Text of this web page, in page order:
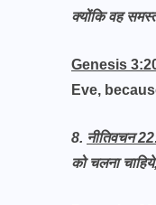
क्‍योंकि वह समस्‍त
Genesis
Eve,
8. नीतिवचन
को चलना